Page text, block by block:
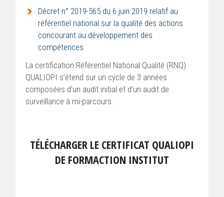
Décret n° 2019-565 du 6 juin 2019 relatif au
référentiel national sur la qualité des actions
concourant au développement des
compétences
La certification Référentiel National Qualité (RNQ)
QUALIOPI s’étend sur un cycle de 3 années
composées d’un audit initial et d’un audit de
surveillance à mi-parcours.
TÉLÉCHARGER LE CERTIFICAT QUALIOPI
DE FORMACTION INSTITUT